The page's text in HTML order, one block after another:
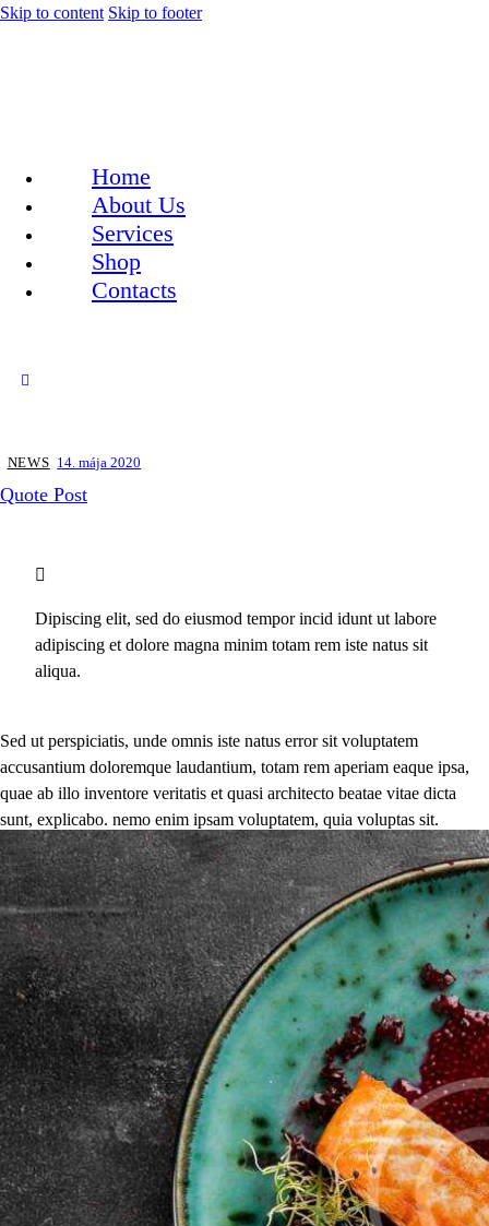
Skip to content Skip to footer
Home
About Us
Services
Shop
Contacts
facebook-
twitter-
NEWS 14. mája 2020
Quote Post
Dipiscing elit, sed do eiusmod tempor incid idunt ut labore
adipiscing et dolore magna minim totam rem iste natus sit
aliqua.
Sed ut perspiciatis, unde omnis iste natus error sit voluptatem
accusantium doloremque laudantium, totam rem aperiam eaque ipsa,
quae ab illo inventore veritatis et quasi architecto beatae vitae dicta
sunt, explicabo. nemo enim ipsam voluptatem, quia voluptas sit.